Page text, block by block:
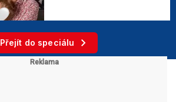
Přejít do speciálu